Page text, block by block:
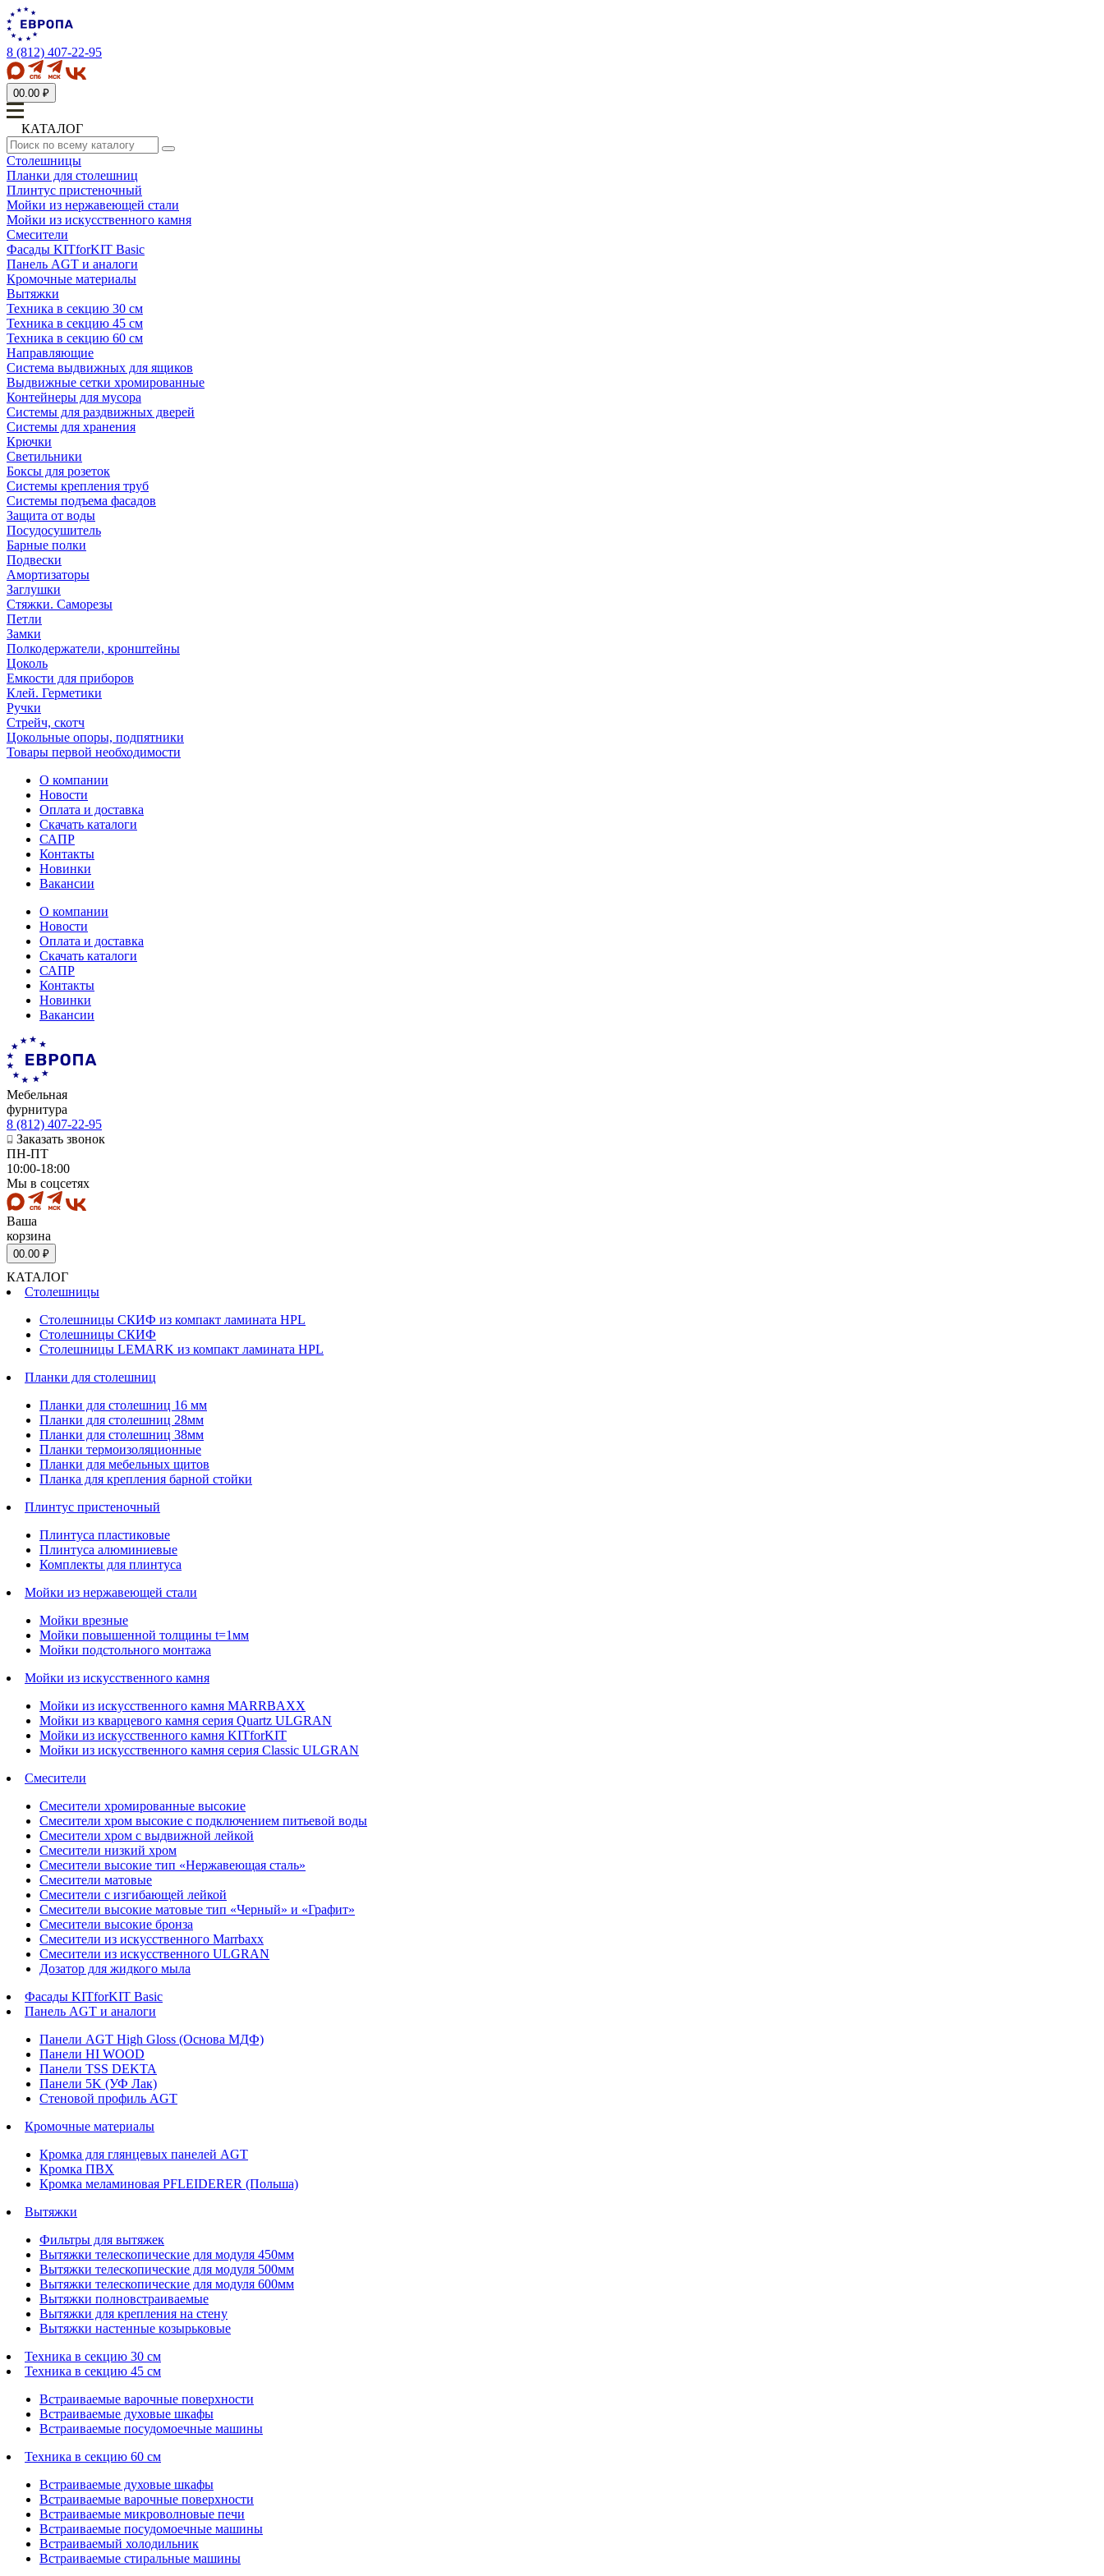
8 (812) 407-22-95
00.00 ₽
КАТАЛОГ
Столешницы
Планки для столешниц
Плинтус пристеночный
Мойки из нержавеющей стали
Мойки из искусственного камня
Смесители
Фасады KITforKIT Basic
Панель AGT и аналоги
Кромочные материалы
Вытяжки
Техника в секцию 30 см
Техника в секцию 45 см
Техника в секцию 60 см
Направляющие
Система выдвижных для ящиков
Выдвижные сетки хромированные
Контейнеры для мусора
Системы для раздвижных дверей
Системы для хранения
Крючки
Светильники
Боксы для розеток
Системы крепления труб
Системы подъема фасадов
Защита от воды
Посудосушитель
Барные полки
Подвески
Амортизаторы
Заглушки
Стяжки. Саморезы
Петли
Замки
Полкодержатели, кронштейны
Цоколь
Емкости для приборов
Клей. Герметики
Ручки
Стрейч, скотч
Цокольные опоры, подпятники
Товары первой необходимости
О компании
Новости
Оплата и доставка
Скачать каталоги
САПР
Контакты
Новинки
Вакансии
О компании
Новости
Оплата и доставка
Скачать каталоги
САПР
Контакты
Новинки
Вакансии
Мебельная
фурнитура
8 (812) 407-22-95
Заказать звонок
ПН-ПТ
10:00-18:00
Мы в соцсетях
Ваша
корзина
00.00 ₽
КАТАЛОГ
Столешницы
Столешницы СКИФ из компакт ламината HPL
Столешницы СКИФ
Столешницы LEMARK из компакт ламината HPL
Планки для столешниц
Планки для столешниц 16 мм
Планки для столешниц 28мм
Планки для столешниц 38мм
Планки термоизоляционные
Планки для мебельных щитов
Планка для крепления барной стойки
Плинтус пристеночный
Плинтуса пластиковые
Плинтуса алюминиевые
Комплекты для плинтуса
Мойки из нержавеющей стали
Мойки врезные
Мойки повышенной толщины t=1мм
Мойки подстольного монтажа
Мойки из искусственного камня
Мойки из искусственного камня MARRBAXX
Мойки из кварцевого камня серия Quartz ULGRAN
Мойки из искусственного камня KITforKIT
Мойки из искусственного камня серия Classic ULGRAN
Смесители
Смесители хромированные высокие
Смесители хром высокие с подключением питьевой воды
Смесители хром с выдвижной лейкой
Смесители низкий хром
Смесители высокие тип «Нержавеющая сталь»
Смесители матовые
Смесители с изгибающей лейкой
Смесители высокие матовые тип «Черный» и «Графит»
Смесители высокие бронза
Смесители из искусственного Marrbaxx
Смесители из искусственного ULGRAN
Дозатор для жидкого мыла
Фасады KITforKIT Basic
Панель AGT и аналоги
Панели AGT High Gloss (Основа МДФ)
Панели HI WOOD
Панели TSS DEKTA
Панели 5K (УФ Лак)
Стеновой профиль AGT
Кромочные материалы
Кромка для глянцевых панелей AGT
Кромка ПВХ
Кромка меламиновая PFLEIDERER (Польша)
Вытяжки
Фильтры для вытяжек
Вытяжки телескопические для модуля 450мм
Вытяжки телескопические для модуля 500мм
Вытяжки телескопические для модуля 600мм
Вытяжки полновстраиваемые
Вытяжки для крепления на стену
Вытяжки настенные козырьковые
Техника в секцию 30 см
Техника в секцию 45 см
Встраиваемые варочные поверхности
Встраиваемые духовые шкафы
Встраиваемые посудомоечные машины
Техника в секцию 60 см
Встраиваемые духовые шкафы
Встраиваемые варочные поверхности
Встраиваемые микроволновые печи
Встраиваемые посудомоечные машины
Встраиваемый холодильник
Встраиваемые стиральные машины